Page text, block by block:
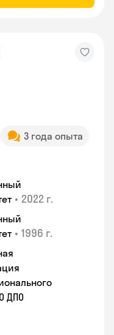
3 года опыта
• 2022 г.
• 1996 г.
ДПО